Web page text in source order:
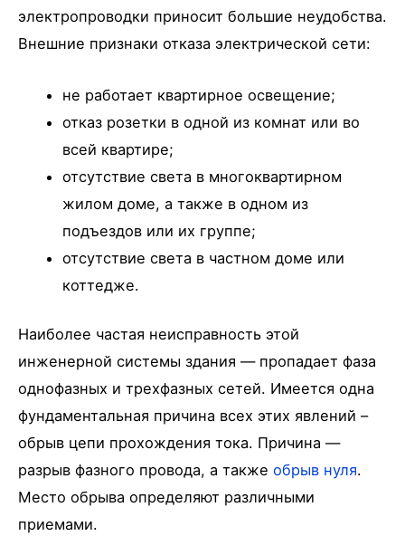
электропроводки приносит большие неудобства.
Внешние признаки отказа электрической сети:
не работает квартирное освещение;
отказ розетки в одной из комнат или во
всей квартире;
отсутствие света в многоквартирном
жилом доме, а также в одном из
подъездов или их группе;
отсутствие света в частном доме или
коттедже.
Наиболее частая неисправность этой
инженерной системы здания — пропадает фаза
однофазных и трехфазных сетей. Имеется одна
фундаментальная причина всех этих явлений –
обрыв цепи прохождения тока. Причина —
разрыв фазного провода, а также обрыв нуля.
Место обрыва определяют различными
приемами.